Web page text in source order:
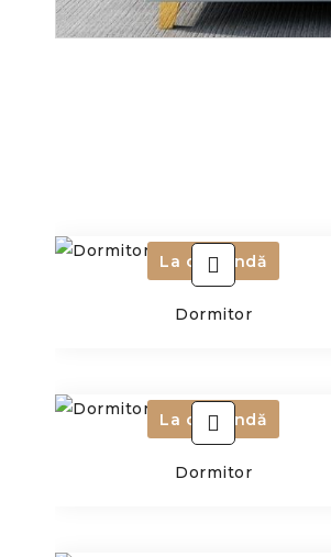
La comandă
Dormitor
La comandă
Dormitor